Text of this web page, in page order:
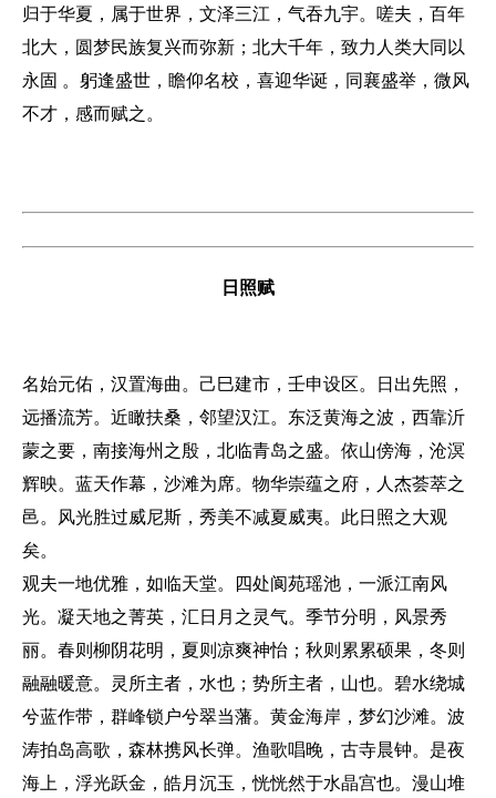
归于华夏，属于世界，文泽三江，气吞九宇。嗟夫，百年
北大，圆梦民族复兴而弥新；北大千年，致力人类大同以
永固 。躬逢盛世，瞻仰名校，喜迎华诞，同襄盛举，微风
不才，感而赋之。
日照赋
名始元佑，汉置海曲。己巳建市，壬申设区。日出先照，
远播流芳。近瞰扶桑，邻望汉江。东泛黄海之波，西靠沂
蒙之要，南接海州之殷，北临青岛之盛。依山傍海，沧溟
辉映。蓝天作幕，沙滩为席。物华崇蕴之府，人杰荟萃之
邑。风光胜过威尼斯，秀美不减夏威夷。此日照之大观
矣。
观夫一地优雅，如临天堂。四处阆苑瑶池，一派江南风
光。凝天地之菁英，汇日月之灵气。季节分明，风景秀
丽。春则柳阴花明，夏则凉爽神怡；秋则累累硕果，冬则
融融暖意。灵所主者，水也；势所主者，山也。碧水绕城
兮蓝作带，群峰锁户兮翠当藩。黄金海岸，梦幻沙滩。波
涛拍岛高歌，森林携风长弹。渔歌唱晚，古寺晨钟。是夜
海上，浮光跃金，皓月沉玉，恍恍然于水晶宫也。漫山堆